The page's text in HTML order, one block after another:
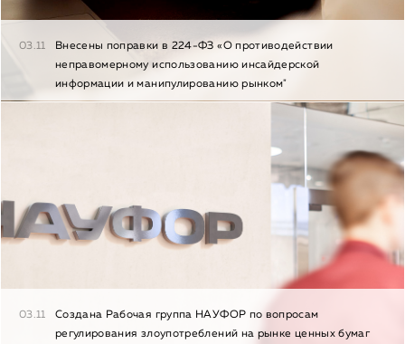
03.11
Внесены поправки в 224-ФЗ «О противодействии
неправомерному использованию инсайдерской
информации и манипулированию рынком"
03.11
Создана Рабочая группа НАУФОР по вопросам
регулирования злоупотреблений на рынке ценных бумаг